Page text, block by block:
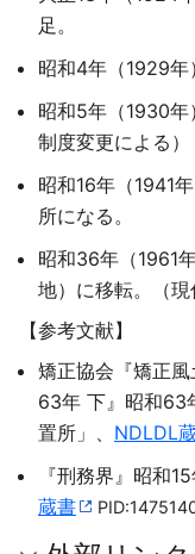
足。
昭和4年（1929年
昭和5年（1930年
制度変更による）
昭和16年（1941
所になる。
昭和36年（1961
地）に移転。（現
【参考文献】
矯正協会『矯正
63年 下』昭和63
置所」、 NDLDL
『刑務界』昭和
蔵書